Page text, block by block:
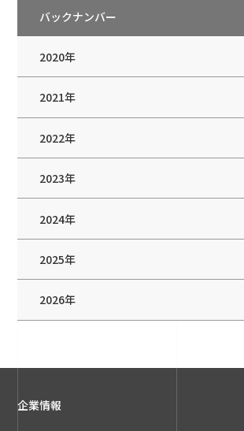
バックナンバー
2020年
2021年
2022年
2023年
2024年
2025年
2026年
企業情報